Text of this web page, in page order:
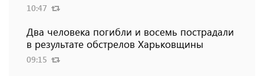
10:47
Два человека погибли и восемь пострадали
в результате обстрелов Харьковщины
09:15